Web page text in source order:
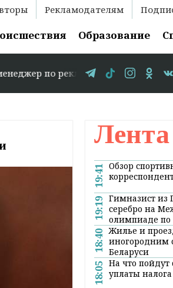
Рекламодателям
Образование
рекламе: +375 29 583-35-86 // В
Лента
19:41 Обзор
19:19 Гимназист из
серебро на
олимпиаде
18:40 Жилье и
иногородним
Беларуси
18:05 На что пойдут
уплаты